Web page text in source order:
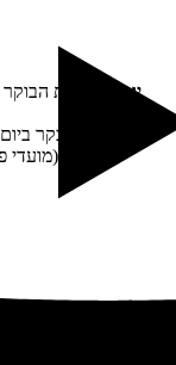
יום 16 –
את הבוקר
מועדי)